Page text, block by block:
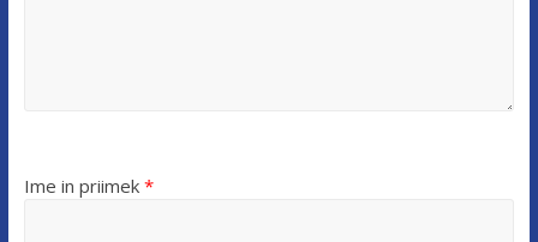
Ime in priimek *